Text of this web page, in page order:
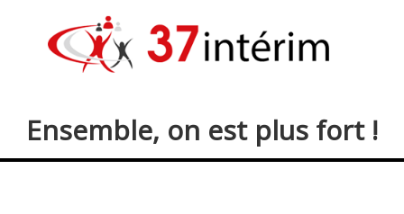
Ensemble, on est plus fort !